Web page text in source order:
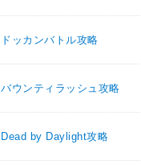
ドッカンバトル攻略
バウンティラッシュ攻略
Dead by Daylight攻略